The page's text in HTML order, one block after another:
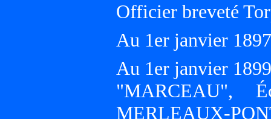
Officier breveté
Au 1er janvier
Au 1er janvier
"MARCEAU",
MERLEAUX-